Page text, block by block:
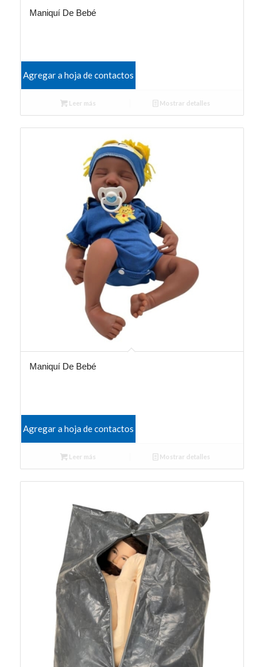
Maniquí De Bebé
Agregar a hoja de contactos
Leer más Mostrar detalles
Maniquí De Bebé
Agregar a hoja de contactos
Leer más Mostrar detalles